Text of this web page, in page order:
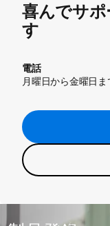
喜んでサ
す
電話
月曜日から金曜日